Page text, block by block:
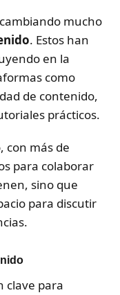
mucho
. Estos han
en la
como
de contenido,
prácticos.
con más de
para colaborar
sino que
para discutir
clave para